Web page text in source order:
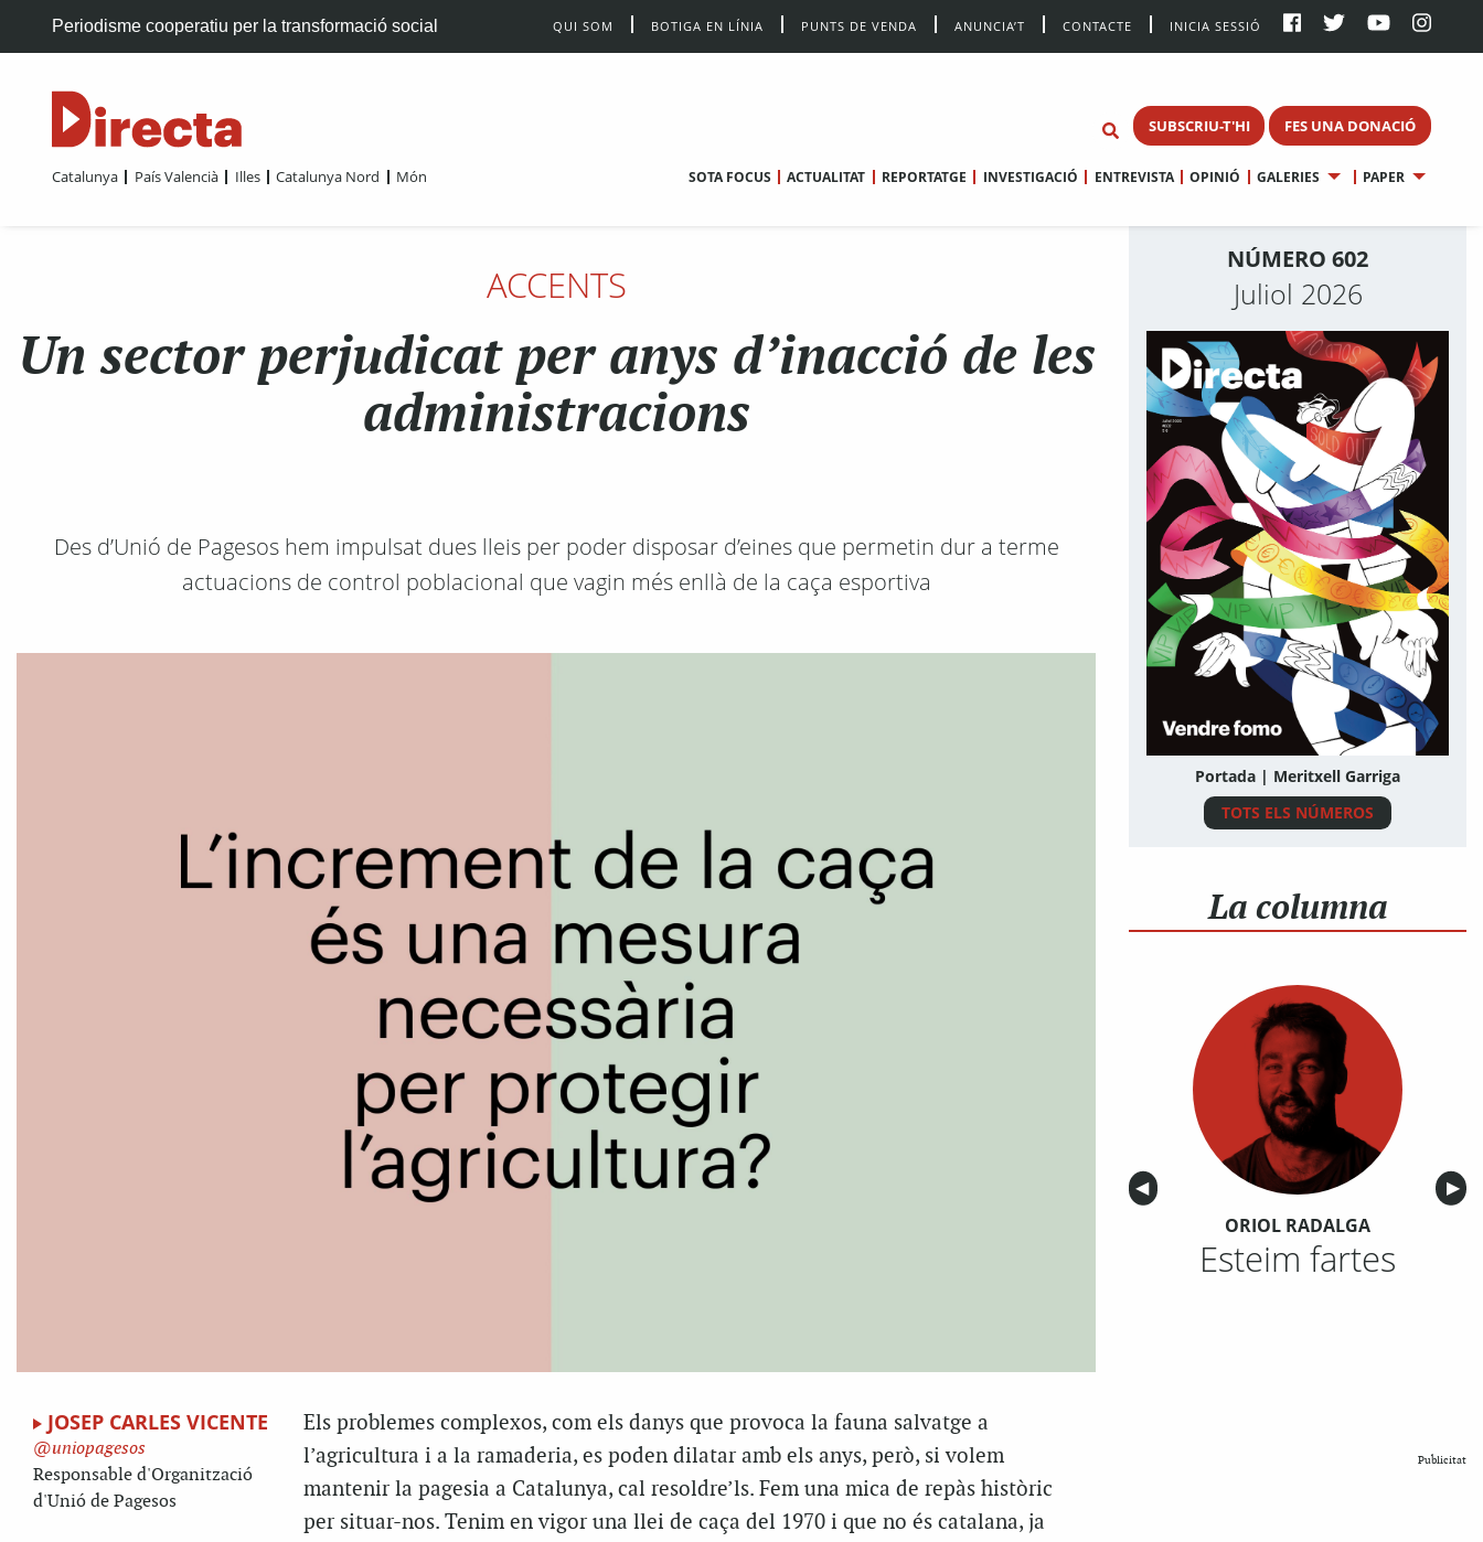
Periodisme cooperatiu per la transformació social QUI SOM BOTIGA EN LÍNIA PUNTS DE VENDA ANUNCIA’T CONTACTE INICIA SESSIÓ
SUBSCRIU-T'HI FES UNA DONACIÓ
Catalunya País Valencià Illes Catalunya Nord Món SOTA FOCUS ACTUALITAT REPORTATGE INVESTIGACIÓ ENTREVISTA OPINIÓ GALERIES PAPER
ACCENTS
Un sector perjudicat per anys d’inacció de les
administracions
Des d’Unió de Pagesos hem impulsat dues lleis per poder disposar d’eines que permetin dur a terme
actuacions de control poblacional que vagin més enllà de la caça esportiva
JOSEP CARLES VICENTE
uniopagesos
Responsable d'Organització
d'Unió de Pagesos
Els problemes complexos, com els danys que provoca la fauna salvatge a
l’agricultura i a la ramaderia, es poden dilatar amb els anys, però, si volem
mantenir la pagesia a Catalunya, cal resoldre’ls. Fem una mica de repàs històric
per situar-nos. Tenim en vigor una llei de caça del 1970 i que no és catalana, ja
NÚMERO 602
Juliol 2026
Portada | Meritxell Garriga
TOTS ELS NÚMEROS
La columna
Anterior
◀︎ ▶︎
ORIOL RADALGA
Esteim fartes
Publicitat